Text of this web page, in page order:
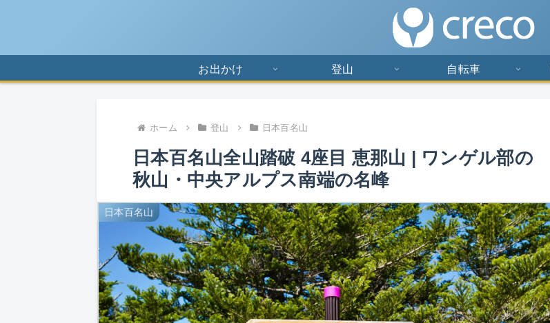
お出かけ 登山 自転車
ホーム 登山 日本百名山
日本百名山全山踏破 4座目 恵那山 | ワンゲル部の
秋山・中央アルプス南端の名峰
日本百名山